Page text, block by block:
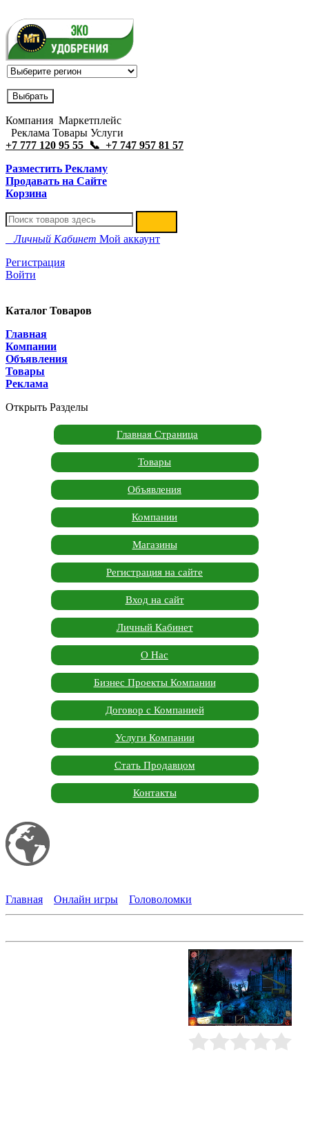
Компания Маркетплейс
Реклама Товары Услуги
+7 777 120 95 55 📞 +7 747 957 81 57
Разместить Рекламу
Продавать на Сайте
Корзина
Личный Кабинет Мой аккаунт
Регистрация
Войти
Каталог Товаров
Главная
Компании
Объявления
Товары
Реклама
Открыть Разделы
Главная Страница
Товары
Объявления
Компании
Магазины
Регистрация на сайте
Вход на сайт
Личный Кабинет
О Нас
Бизнес Проекты Компании
Договор с Компанией
Услуги Компании
Стать Продавцом
Контакты
Главная
Онлайн игры Головоломки